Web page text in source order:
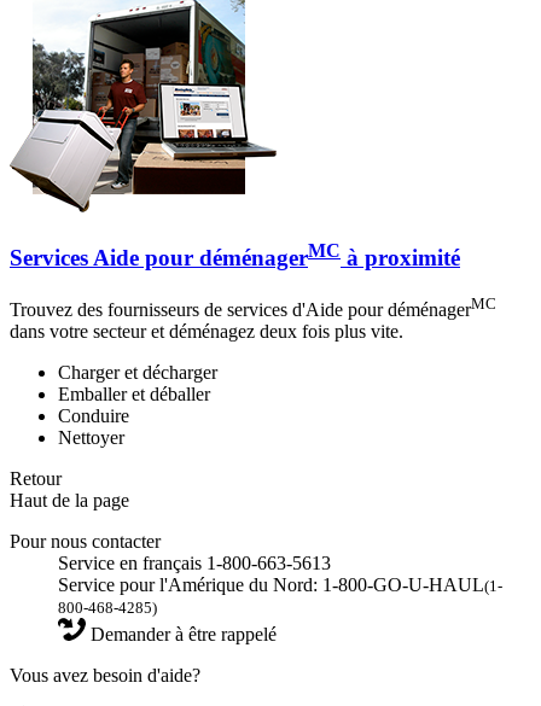
Services Aide pour déménagerMC à proximité
Trouvez des fournisseurs de services d'Aide pour déménagerMC
dans votre secteur et déménagez deux fois plus vite.
Charger et décharger
Emballer et déballer
Conduire
Nettoyer
Retour
Haut de la page
Pour nous contacter
Service en français 1-800-663-5613
Service pour l'Amérique du Nord: 1-800-GO-U-HAUL(1-
800-468-4285)
Demander à être rappelé
Vous avez besoin d'aide?